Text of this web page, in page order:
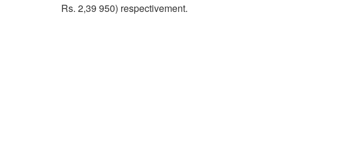
Rs. 2,39 950) respectivement.